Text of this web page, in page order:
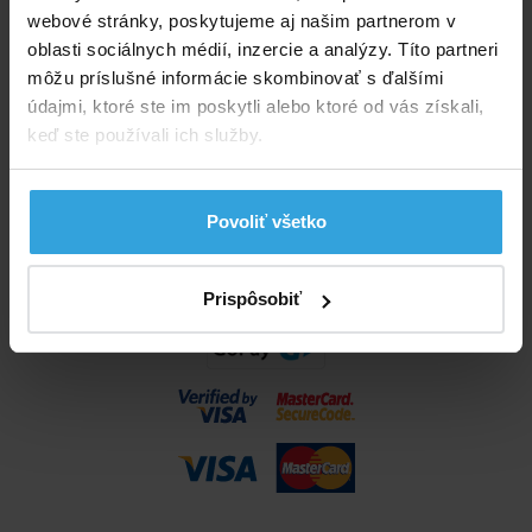
webové stránky, poskytujeme aj našim partnerom v
oblasti sociálnych médií, inzercie a analýzy. Títo partneri
môžu príslušné informácie skombinovať s ďalšími
údajmi, ktoré ste im poskytli alebo ktoré od vás získali,
keď ste používali ich služby.
Povoliť všetko
Prispôsobiť
02 2057 0035
Telefónne číslo neslúži na objednaní tovaru
Všetko o nákupe
Možnosti dopravy a platby
Reklamácie
Nastavenia cookies